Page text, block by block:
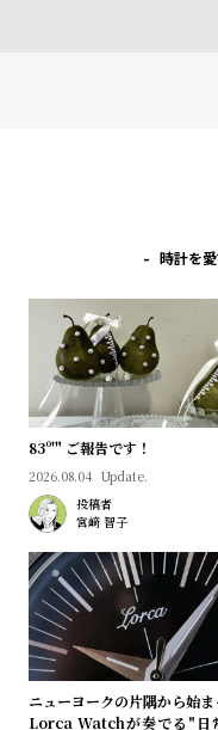
保
証
プ
ラ
サ
ー
ビ
ス
よ
く
あ
る
お
問
い
合
時計を愛
83º'" ご報告です！
2026.08.04 Update.
投稿者
宮﨑 智子
ニューヨークの片隅から始ま
Lorca Watchが奏でる"日